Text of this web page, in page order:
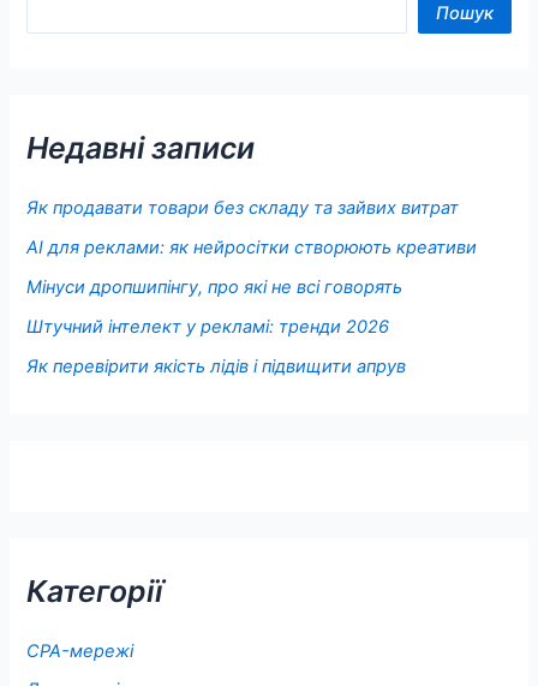
Пошук
Недавні записи
Як продавати товари без складу та зайвих витрат
AI для реклами: як нейросітки створюють креативи
Мінуси дропшипінгу, про які не всі говорять
Штучний інтелект у рекламі: тренди 2026
Як перевірити якість лідів і підвищити апрув
Категорії
CPA-мережі